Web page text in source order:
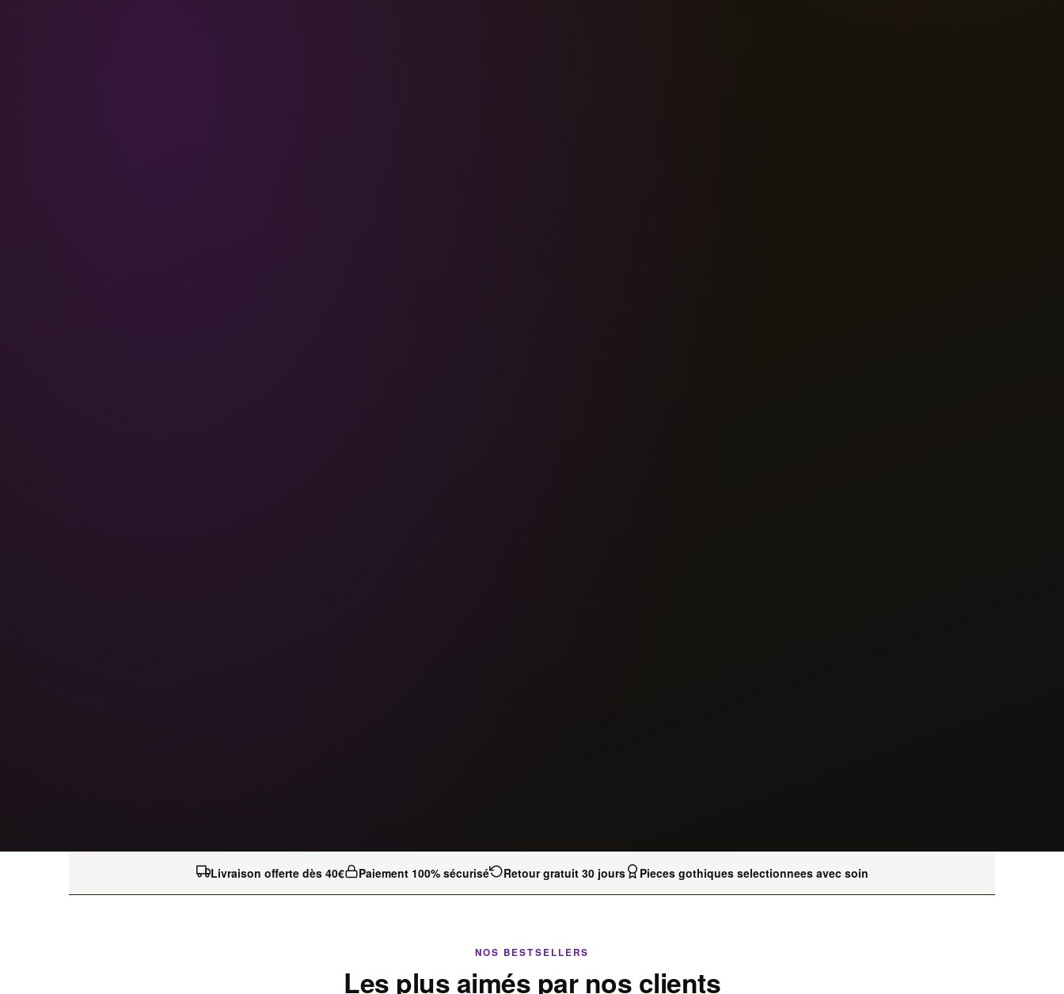
Livraison offerte dès 40€ Paiement 100% sécurisé Retour gratuit 30 jours Pieces gothiques selectionnees avec soin
NOS BESTSELLERS
Les plus aimés par nos clients